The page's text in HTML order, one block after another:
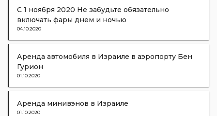
С 1 ноября 2020 Не забудьте обязательно
включать фары днем и ночью
04.10.2020
Аренда автомобиля в Израиле в аэропорту Бен
Гурион
01.10.2020
Аренда минивэнов в Израиле
01.10.2020